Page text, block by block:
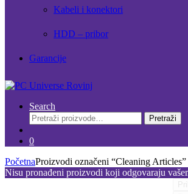
Kabeli i konektori
HDD – pribor
Garancije
Search
Pretraži:
Pretraži
0
PočetnaProizvodi označeni “Cleaning Articles”
Nisu pronađeni proizvodi koji odgovaraju